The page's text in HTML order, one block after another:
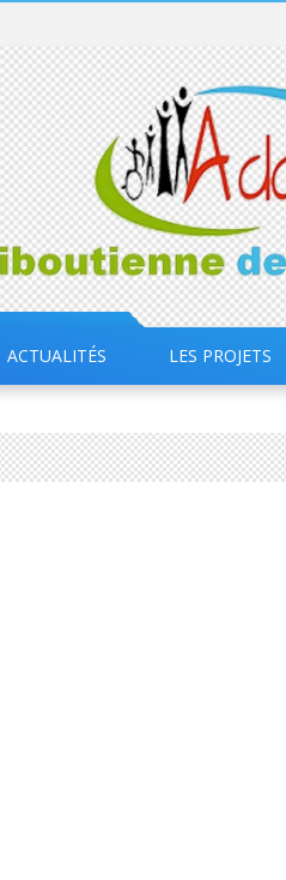
ACTUALITÉS LES PROJETS